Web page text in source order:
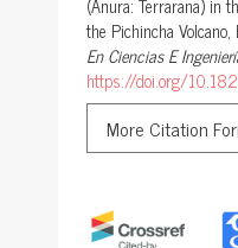
(Anura: Terrarana) in
the Pichincha Volcano,
En Ciencias E
https://doi.org/
More Citation